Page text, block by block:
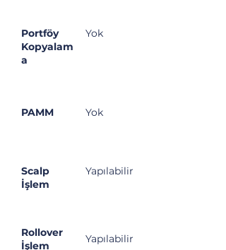
Portföy
Kopyalam
a
Yok
PAMM Yok
Scalp
İşlem
Yapılabilir
Rollover
İşlem
Yapılabilir